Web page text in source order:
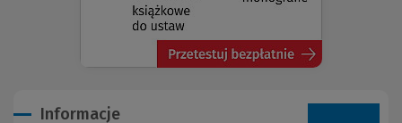
Informacje